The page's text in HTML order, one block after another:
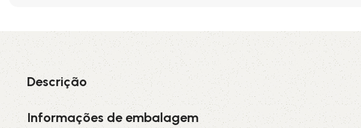
PL SPA SPB
XPA XPB XPZ
Descrição
Informações de embalagem